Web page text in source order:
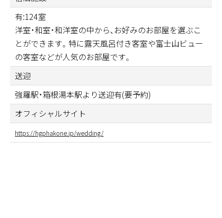
有:124室
洋室・和室・和洋室の中から、お好みのお部屋を選ぶこ
とができます。特に露天風呂付き客室や富士山ビュー
の客室などが人気のお部屋です。
送迎
強羅駅・箱根湯本駅より送迎有(要予約)
オフィシャルサイト
https://hgphakone.jp/wedding/